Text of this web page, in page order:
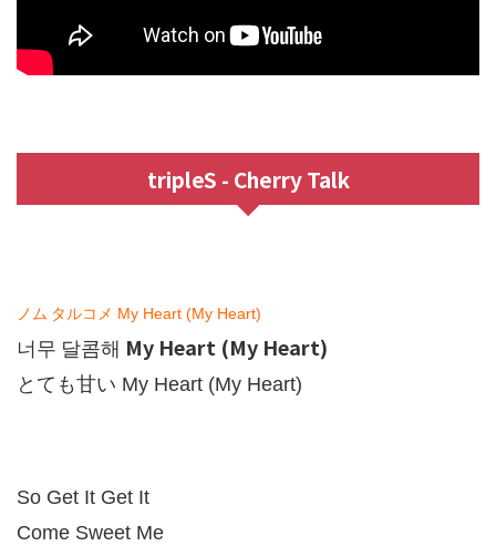
tripleS - Cherry Talk
ノム タルコメ My Heart (My Heart)
너무 달콤해 My Heart (My Heart)
とても甘い My Heart (My Heart)
So Get It Get It
Come Sweet Me